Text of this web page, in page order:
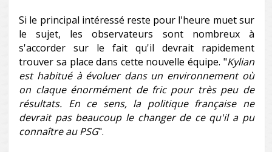
Si le principal intéressé reste pour l'heure muet sur
le sujet, les observateurs sont nombreux à
s'accorder sur le fait qu'il devrait rapidement
trouver sa place dans cette nouvelle équipe. "Kylian
est habitué à évoluer dans un environnement où
on claque énormément de fric pour très peu de
résultats. En ce sens, la politique française ne
devrait pas beaucoup le changer de ce qu'il a pu
connaître au PSG".